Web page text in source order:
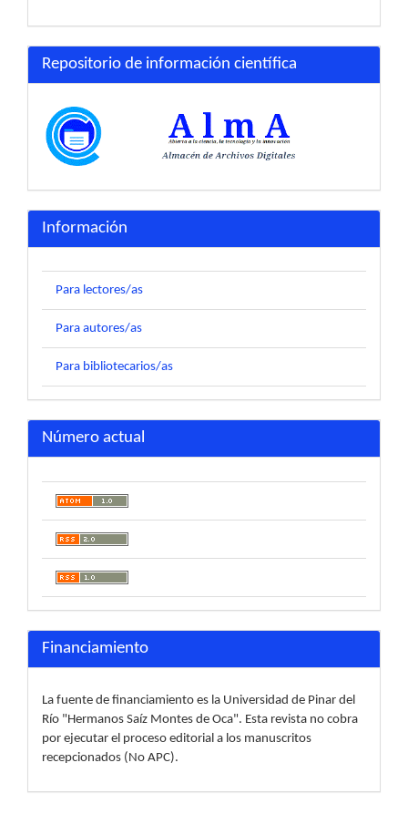
Repositorio de información científica
Información
Para lectores/as
Para autores/as
Para bibliotecarios/as
Número actual
Financiamiento
La fuente de financiamiento es la Universidad de Pinar del
Río "Hermanos Saíz Montes de Oca". Esta revista no cobra
por ejecutar el proceso editorial a los manuscritos
recepcionados (No APC).